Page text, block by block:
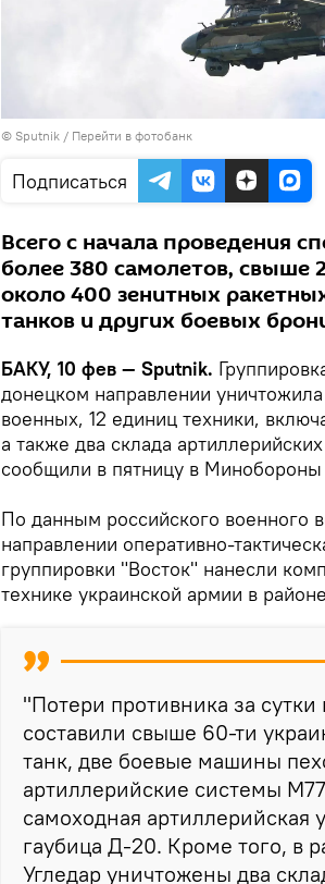
© Sputnik / Перейти в фотобанк
Подписаться
Всего с начала проведения
более 380 самолетов, свыше
около 400 зенитных
танков и других боевых
БАКУ, 10 фев — Sputnik.
донецком направлении
военных, 12 единиц техники,
а также два склада
сообщили в пятницу в Минобороны
По данным российского военного
направлении оперативно-
группировки "Восток" нанесли
технике украинской армии в
"Потери противника за
составили свыше 60-ти
танк, две боевые машины
артиллерийские системы
самоходная артиллерийская
гаубица Д-20. Кроме того, в
Угледар уничтожены два